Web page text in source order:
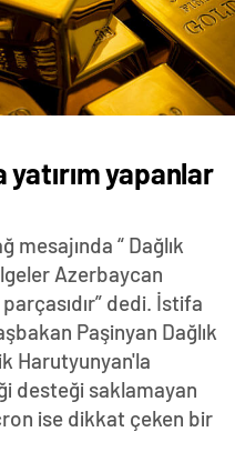
yapanlar
“ Dağlık
Azerbaycan
dedi. İstifa
Paşinyan Dağlık
Harutyunyan'la
desteği saklamayan
ise dikkat çeken bir